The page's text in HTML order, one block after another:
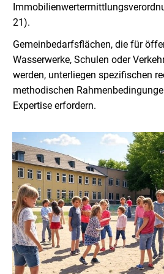
21).
Gemeinbedarfsflächen, die für
Wasserwerke, Schulen oder
werden, unterliegen spezifischen
methodischen
Expertise erfordern.